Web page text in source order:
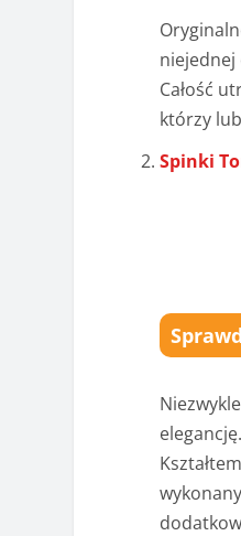
niejednej
Całość
którzy
Spinki